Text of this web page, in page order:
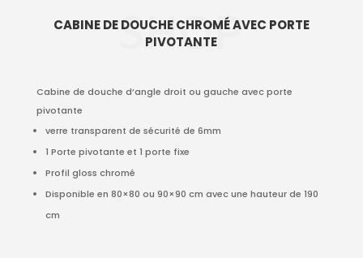
SHOP
CABINE DE DOUCHE CHROMÉ AVEC PORTE
PIVOTANTE
Cabine de douche d’angle droit ou gauche avec porte
pivotante
verre transparent de sécurité de 6mm
1 Porte pivotante et 1 porte fixe
Profil gloss chromé
Disponible en 80×80 ou 90×90 cm avec une hauteur de 190
cm